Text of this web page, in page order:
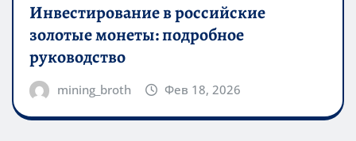
Инвестирование в российские
золотые монеты: подробное
руководство
mining_broth Фев 18, 2026